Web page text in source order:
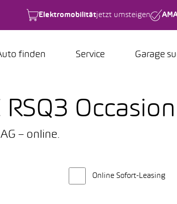
Elektromobilitätjetzt umsteigen
finden Service Garage
RSQ3
– online.
Online Sofort-Leasing